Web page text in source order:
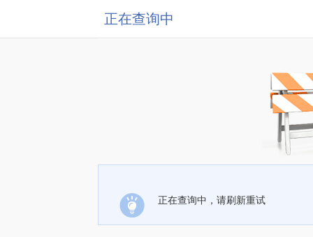
正在查询中
正在查询中，请刷新重试